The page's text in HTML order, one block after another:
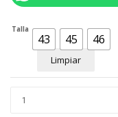
Talla
43 45 46
Limpiar